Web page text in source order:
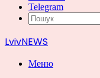
Telegram
LvivNEWS
Меню